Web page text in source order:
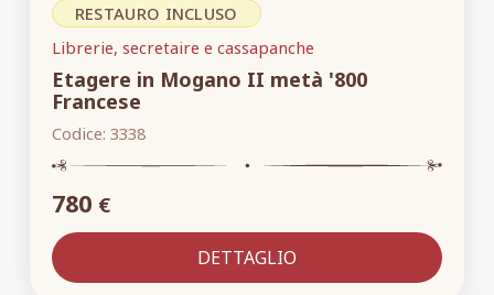
RESTAURO INCLUSO
Librerie, secretaire e cassapanche
Etagere in Mogano II metà '800
Francese
Codice: 3338
780 €
DETTAGLIO